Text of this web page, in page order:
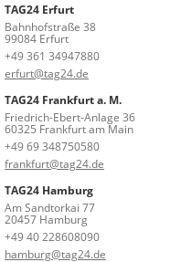
TAG24 Erfurt
Bahnhofstraße 38
99084 Erfurt
+49 361 34947880
erfurt@tag24.de
TAG24 Frankfurt a. M.
Friedrich-Ebert-Anlage 36
60325 Frankfurt am Main
+49 69 348750580
frankfurt@tag24.de
TAG24 Hamburg
Am Sandtorkai 77
20457 Hamburg
+49 40 228608090
hamburg@tag24.de